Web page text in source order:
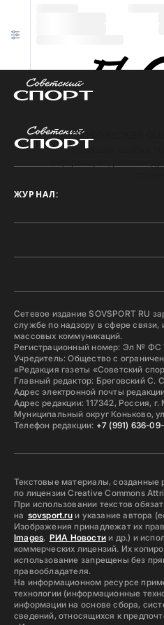
Техническая
Произошла ошибка.
ЖУРНАЛ:
Сетевое издание SOVSPORT RU
службе по надзору в сфере связи,
массовых коммуникаций.
Регистрационный номер: Эл № ФС
Учредитель: Общество с
«Редакция газеты «Советский
Главный редактор: Бреговский С.
Адрес электронной почты
Адрес редакции: 117342, Россия, г.
Муниципальный округ Коньково,
Телефон редакции: +7 (991) 636-
Текстовые материалы, созданные
по лицензии Creative Commons
При использовании текстов
на sovsport.ruи указание автора
Изображения принадлежат их
Images, РИА Новостии др.) и
коммерческих лицензий. Их
использование запрещены без
правообладателя.
На информационном ресурсе
технологии (информационные
информации на основе сбора,
сведений, относящихся к